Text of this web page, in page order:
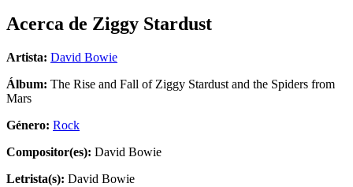
Acerca de Ziggy Stardust
Artista: David Bowie
Álbum: The Rise and Fall of Ziggy Stardust and the Spiders from
Mars
Género: Rock
Compositor(es): David Bowie
Letrista(s): David Bowie